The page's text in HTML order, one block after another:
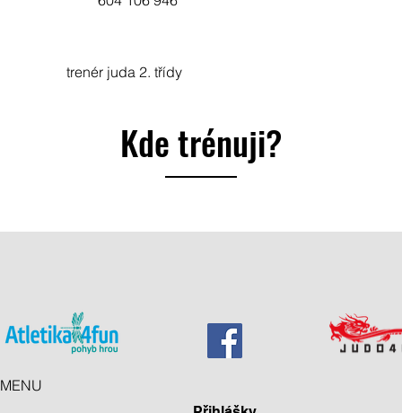
Kde trénuji?
trenér juda 2. třídy
MENU